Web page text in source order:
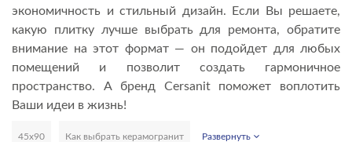
экономичность и стильный дизайн. Если Вы решаете,
какую плитку лучше выбрать для ремонта, обратите
внимание на этот формат — он подойдет для любых
помещений и позволит создать гармоничное
пространство. А бренд Cersanit поможет воплотить
Ваши идеи в жизнь!
45х90 Как выбрать керамогранит Развернуть